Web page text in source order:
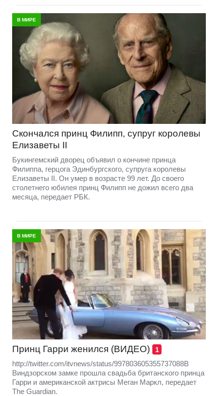
В МИРЕ
Скончался принц Филипп, супруг королевы
Елизаветы II
Букингемский дворец объявил о кончине принца
Филиппа, герцога Эдинбургского, супруга королевы
Елизаветы II. Он умер в возрасте 99 лет. До своего
столетнего юбилея принц Филипп не дожил всего два
месяца, передает РБК.
В МИРЕ
Принц Гарри женился (ВИДЕО) 1
http://twitter.com/itvnews/status/997803605355737088В
Виндзорском замке прошла свадьба британского принца
Гарри и американской актрисы Меган Маркл, передает
The Guardian.